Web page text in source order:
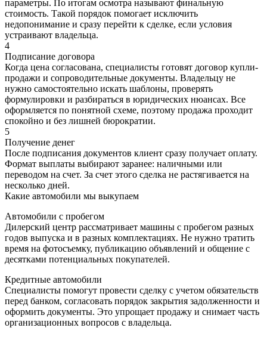
параметры. По итогам осмотра называют финальную
стоимость. Такой порядок помогает исключить
недопонимание и сразу перейти к сделке, если условия
устраивают владельца.
4
Подписание договора
Когда цена согласована, специалисты готовят договор купли-
продажи и сопроводительные документы. Владельцу не
нужно самостоятельно искать шаблоны, проверять
формулировки и разбираться в юридических нюансах. Все
оформляется по понятной схеме, поэтому продажа проходит
спокойно и без лишней бюрократии.
5
Получение денег
После подписания документов клиент сразу получает оплату.
Формат выплаты выбирают заранее: наличными или
переводом на счет. За счет этого сделка не растягивается на
несколько дней.
Какие автомобили мы выкупаем
Автомобили с пробегом
Дилерский центр рассматривает машины с пробегом разных
годов выпуска и в разных комплектациях. Не нужно тратить
время на фотосъемку, публикацию объявлений и общение с
десятками потенциальных покупателей.
Кредитные автомобили
Специалисты помогут провести сделку с учетом обязательств
перед банком, согласовать порядок закрытия задолженности и
оформить документы. Это упрощает продажу и снимает часть
организационных вопросов с владельца.